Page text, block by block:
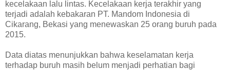
kecelakaan lalu lintas. Kecelakaan kerja terakhir yang
terjadi adalah kebakaran PT. Mandom Indonesia di
Cikarang, Bekasi yang menewaskan 25 orang buruh pada
2015.
Data diatas menunjukkan bahwa keselamatan kerja
terhadap buruh masih belum menjadi perhatian bagi